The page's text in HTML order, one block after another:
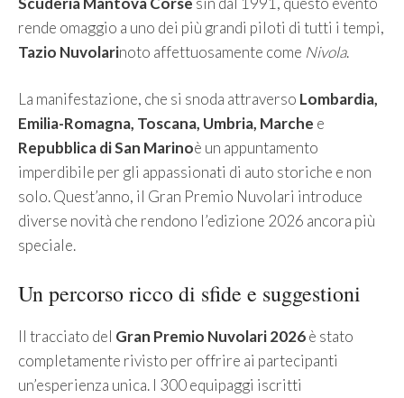
rende omaggio a uno dei più grandi piloti di tutti i tempi,
Tazio Nuvolarinoto affettuosamente come Nivola.
La manifestazione, che si snoda attraverso Lombardia,
Emilia-Romagna, Toscana, Umbria, Marche e
Repubblica di San Marinoè un appuntamento
imperdibile per gli appassionati di auto storiche e non
solo. Quest’anno, il Gran Premio Nuvolari introduce
diverse novità che rendono l’edizione 2026 ancora più
speciale.
Un percorso ricco di sfide e suggestioni
Il tracciato del Gran Premio Nuvolari 2026è stato
completamente rivisto per offrire ai partecipanti
un’esperienza unica. I 300 equipaggi iscritti